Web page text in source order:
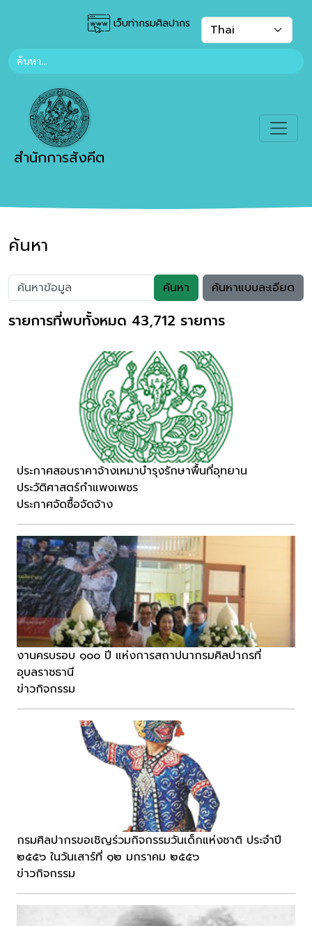
เว็บท่ากรมศิลปากร
สำนักการสังคีต
ค้นหา
ค้นหา ค้นหาแบบละเอียด
รายการที่พบทั้งหมด 43,712 รายการ
ประกาศสอบราคาจ้างเหมาบำรุงรักษาพื้นที่อุทยาน
ประวัติศาสตร์กำแพงเพชร
ประกาศจัดซื้อจัดจ้าง
งานครบรอบ ๑๐๐ ปี แห่งการสถาปนากรมศิลปากรที่
อุบลราชธานี
ข่าวกิจกรรม
กรมศิลปากรขอเชิญร่วมกิจกรรมวันเด็กแห่งชาติ ประจำปี
๒๕๕๖ ในวันเสาร์ที่ ๑๒ มกราคม ๒๕๕๖
ข่าวกิจกรรม